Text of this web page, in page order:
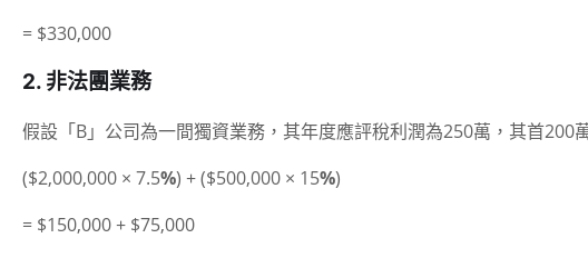
= $330,000
2. 非法團業務
假設「B」公司為一間獨資業務，其年度應評稅利潤為250萬，其首200
($2,000,000 × 7.5%) + ($500,000 × 15%)
= $150,000 + $75,000